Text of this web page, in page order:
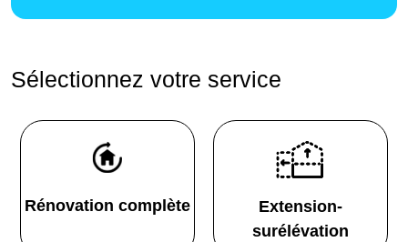
Sélectionnez votre service
Rénovation complète
Extension-
surélévation